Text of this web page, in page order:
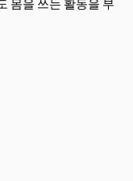
몸을 쓰는 활동을 부